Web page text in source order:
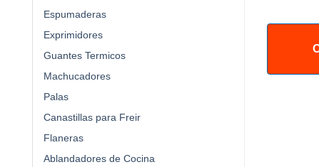
Espumaderas
Exprimidores
Guantes Termicos
Machucadores
Palas
Canastillas para Freir
Flaneras
Ablandadores de Cocina